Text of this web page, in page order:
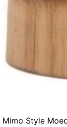
Mimo Style